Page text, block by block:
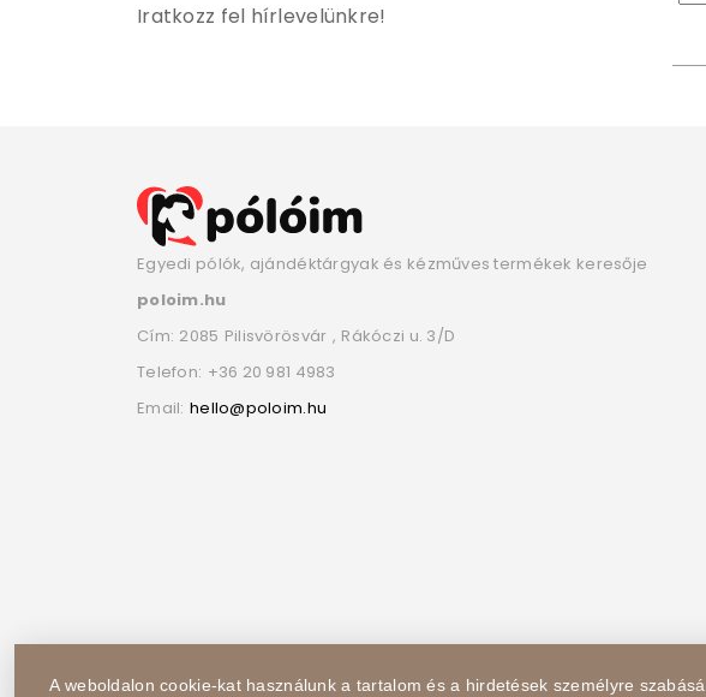
Iratkozz fel hírlevelünkre!
Egyedi pólók, ajándéktárgyak és kézműves termékek keresője
poloim.hu
Cím: 2085 Pilisvörösvár , Rákóczi u. 3/D
Telefon: +36 20 981 4983
Email: hello@poloim.hu
A weboldalon cookie-kat használunk a tartalom és a hirdetések személyre